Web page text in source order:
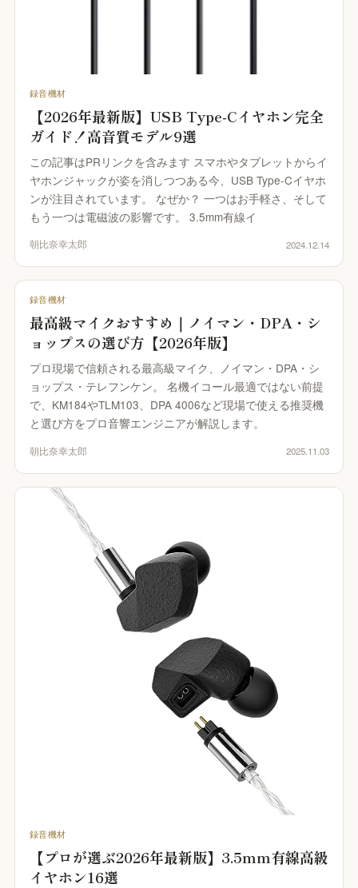
録音機材
【2026年最新版】USB Type-Cイヤホン完全
ガイド！高音質モデル9選
この記事はPRリンクを含みます スマホやタブレットからイ
ヤホンジャックが姿を消しつつある今、USB Type-Cイヤホ
ンが注目されています。 なぜか？ 一つはお手軽さ、そして
もう一つは電磁波の影響です。 3.5mm有線イ
朝比奈幸太郎 2024.12.14
録音機材
最高級マイクおすすめ｜ノイマン・DPA・シ
ョップスの選び方【2026年版】
プロ現場で信頼される最高級マイク、ノイマン・DPA・シ
ョップス・テレフンケン。 名機イコール最適ではない前提
で、KM184やTLM103、DPA 4006など現場で使える推奨機
と選び方をプロ音響エンジニアが解説します。
朝比奈幸太郎 2025.11.03
録音機材
【プロが選ぶ2026年最新版】3.5mm有線高級
イヤホン16選